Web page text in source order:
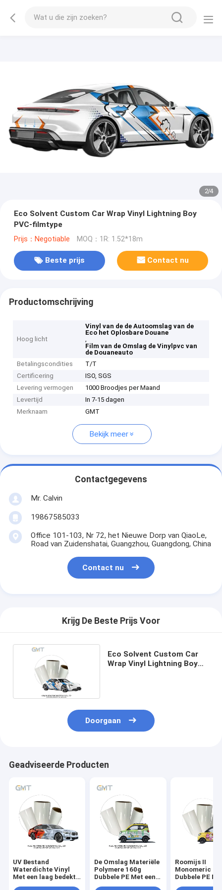
2/4
Eco Solvent Custom Car Wrap Vinyl Lightning Boy
PVC-filmtype
Prijs：Negotiable MOQ：1R: 1.52*18m
Beste prijs Contact nu
Productomschrijving
Hoog licht
Vinyl van de de Autoomslag van de
Eco het Oplosbare Douane
,
Film van de Omslag de Vinylpvc van
de Douaneauto
Betalingscondities
T/T
Certificering
ISO, SGS
Levering vermogen
1000 Broodjes per Maand
Levertijd
In 7-15 dagen
Merknaam
GMT
Bekijk meer
Contactgegevens
Mr. Calvin
19867585033
Office 101-103, Nr 72, het Nieuwe Dorp van QiaoLe,
Road van Zuidenshatai, Guangzhou, Guangdong, China
Contact nu
Krijg De Beste Prijs Voor
Eco Solvent Custom Car
Wrap Vinyl Lightning Boy
Doorgaan
Geadviseerde Producten
UV Bestand
Waterdichte Vinyl
Met een laag bedekt
De Omslag Materiële
Polymere 160g
Dubbele PE Met een
Roomijs II
Monomeric
Dubbele PE